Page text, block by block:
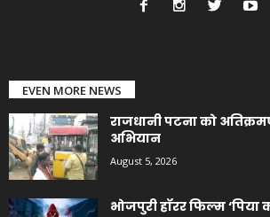
EVEN MORE NEWS
राजधानी पटना को
अभियान
August 5, 2026
भोजपुरी हॉरर फिल्म ‘पिया